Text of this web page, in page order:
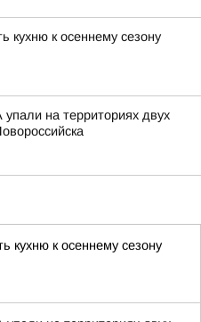
кухню к осеннему сезону
на территориях двух
кухню к осеннему сезону